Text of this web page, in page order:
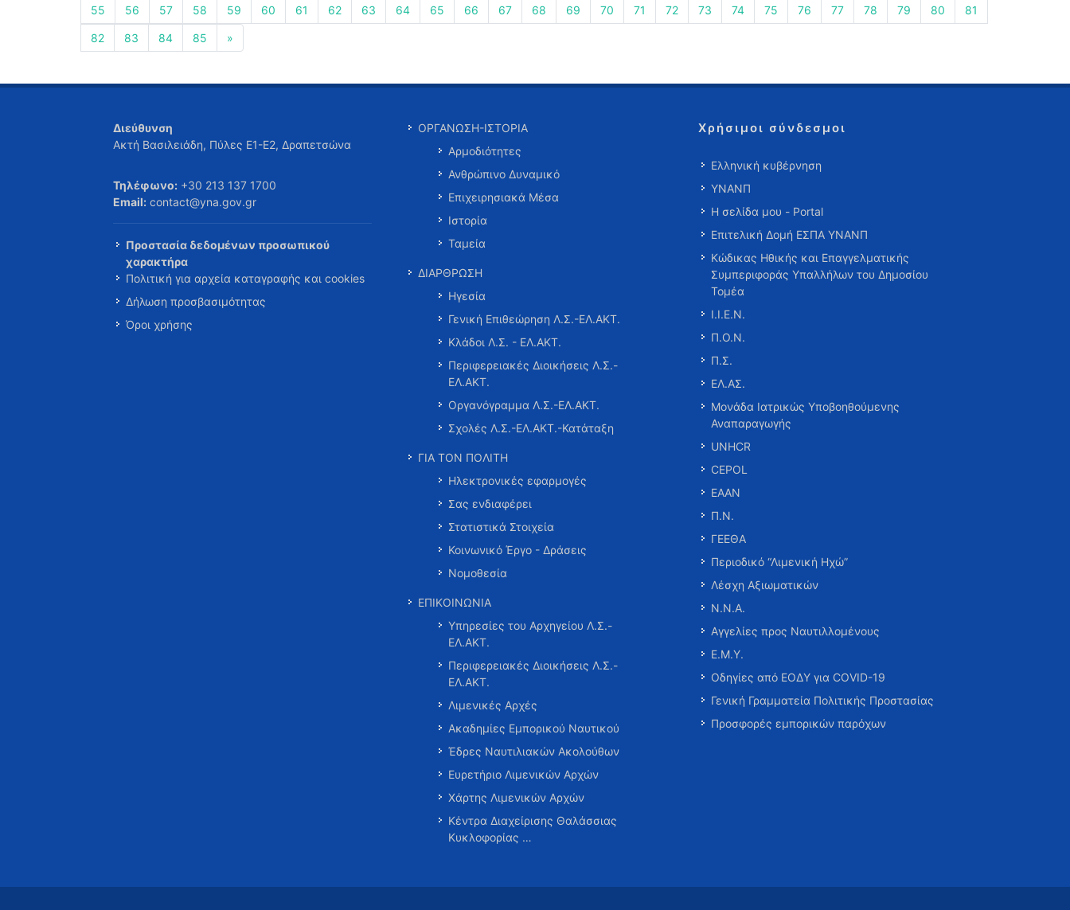
55 56 57 58 59 60 61 62 63 64 65 66 67 68 69 70 71 72 73 74 75 76 77 78 79 80 81
82 83 84 85 »
Διεύθυνση
Ακτή Βασιλειάδη, Πύλες Ε1-Ε2, Δραπετσώνα
Τηλέφωνο: +30 213 137 1700
Email: contact@yna.gov.gr
Προστασία δεδομένων προσωπικού
χαρακτήρα
Πολιτική για αρχεία καταγραφής και cookies
Δήλωση προσβασιμότητας
Όροι χρήσης
ΟΡΓΑΝΩΣΗ-ΙΣΤΟΡΙΑ
Αρμοδιότητες
Ανθρώπινο Δυναμικό
Επιχειρησιακά Μέσα
Ιστορία
Ταμεία
ΔΙΑΡΘΡΩΣΗ
Ηγεσία
Γενική Επιθεώρηση Λ.Σ.-ΕΛ.ΑΚΤ.
Κλάδοι Λ.Σ. - ΕΛ.ΑΚΤ.
Περιφερειακές Διοικήσεις Λ.Σ.-
ΕΛ.ΑΚΤ.
Οργανόγραμμα Λ.Σ.-ΕΛ.ΑΚΤ.
Σχολές Λ.Σ.-ΕΛ.ΑΚΤ.-Κατάταξη
ΓΙΑ ΤΟΝ ΠΟΛΙΤΗ
Ηλεκτρονικές εφαρμογές
Σας ενδιαφέρει
Στατιστικά Στοιχεία
Κοινωνικό Έργο - Δράσεις
Νομοθεσία
ΕΠΙΚΟΙΝΩΝΙΑ
Υπηρεσίες του Αρχηγείου Λ.Σ.-
ΕΛ.ΑΚΤ.
Περιφερειακές Διοικήσεις Λ.Σ.-
ΕΛ.ΑΚΤ.
Λιμενικές Αρχές
Ακαδημίες Εμπορικού Ναυτικού
Έδρες Ναυτιλιακών Ακολούθων
Ευρετήριο Λιμενικών Αρχών
Χάρτης Λιμενικών Αρχών
Κέντρα Διαχείρισης Θαλάσσιας
Κυκλοφορίας …
Χρήσιμοι σύνδεσμοι
Ελληνική κυβέρνηση
ΥΝΑΝΠ
Η σελίδα μου - Portal
Επιτελική Δομή ΕΣΠΑ ΥΝΑΝΠ
Κώδικας Ηθικής και Επαγγελματικής
Συμπεριφοράς Υπαλλήλων του Δημοσίου
Τομέα
Ι.Ι.Ε.Ν.
Π.Ο.Ν.
Π.Σ.
ΕΛ.ΑΣ.
Μονάδα Ιατρικώς Υποβοηθούμενης
Αναπαραγωγής
UNHCR
CEPOL
ΕΑΑΝ
Π.Ν.
ΓΕΕΘΑ
Περιοδικό “Λιμενική Ηχώ”
Λέσχη Αξιωματικών
Ν.Ν.Α.
Αγγελίες προς Ναυτιλλομένους
Ε.Μ.Υ.
Οδηγίες από ΕΟΔΥ για COVID-19
Γενική Γραμματεία Πολιτικής Προστασίας
Προσφορές εμπορικών παρόχων